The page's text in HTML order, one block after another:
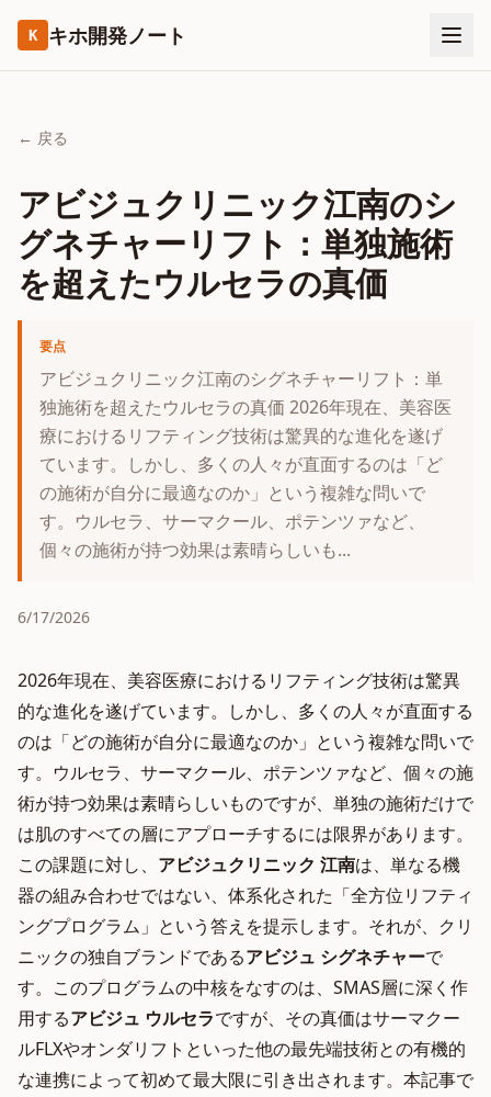
K キホ開発ノート
← 戻る
アビジュクリニック江南のシ
グネチャーリフト：単独施術
を超えたウルセラの真価
要点
アビジュクリニック江南のシグネチャーリフト：単
独施術を超えたウルセラの真価 2026年現在、美容医
療におけるリフティング技術は驚異的な進化を遂げ
ています。しかし、多くの人々が直面するのは「ど
の施術が自分に最適なのか」という複雑な問いで
す。ウルセラ、サーマクール、ポテンツァなど、
個々の施術が持つ効果は素晴らしいも...
6/17/2026
2026年現在、美容医療におけるリフティング技術は驚異
的な進化を遂げています。しかし、多くの人々が直面する
のは「どの施術が自分に最適なのか」という複雑な問いで
す。ウルセラ、サーマクール、ポテンツァなど、個々の施
術が持つ効果は素晴らしいものですが、単独の施術だけで
は肌のすべての層にアプローチするには限界があります。
この課題に対し、 アビジュクリニック 江南は、単なる機
器の組み合わせではない、体系化された「全方位リフティ
ングプログラム」という答えを提示します。それが、クリ
ニックの独自ブランドであるアビジュ シグネチャーで
す。このプログラムの中核をなすのは、SMAS層に深く作
用するアビジュ ウルセラですが、その真価はサーマクー
ルFLXやオンダリフトといった他の最先端技術との有機的
な連携によって初めて最大限に引き出されます。本記事で